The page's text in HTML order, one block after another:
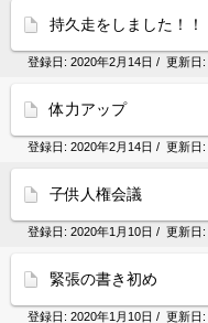
持久走をしました！！
登録日: 2020年2月14日 / 更新日:
体力アップ
登録日: 2020年2月14日 / 更新日:
子供人権会議
登録日: 2020年1月10日 / 更新日:
緊張の書き初め
登録日: 2020年1月10日 / 更新日: